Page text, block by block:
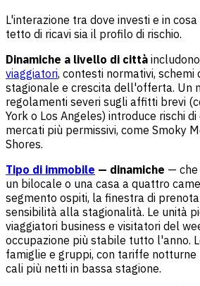
L'interazione tra dove investi e in
tetto di ricavi sia il profilo di rischio.
Dinamiche a livello di città includono
viaggiatori, contesti normativi, schemi
stagionale e crescita dell'offerta. Un
regolamenti severi sugli affitti brevi
York o Los Angeles) introduce rischi
mercati più permissivi, come Smoky
Shores.
Tipo di immobile — dinamiche — che
un bilocale o una casa a quattro
segmento ospiti, la finestra di
sensibilità alla stagionalità. Le unità
viaggiatori business e visitatori del
occupazione più stabile tutto l'anno.
famiglie e gruppi, con tariffe
cali più netti in bassa stagione.